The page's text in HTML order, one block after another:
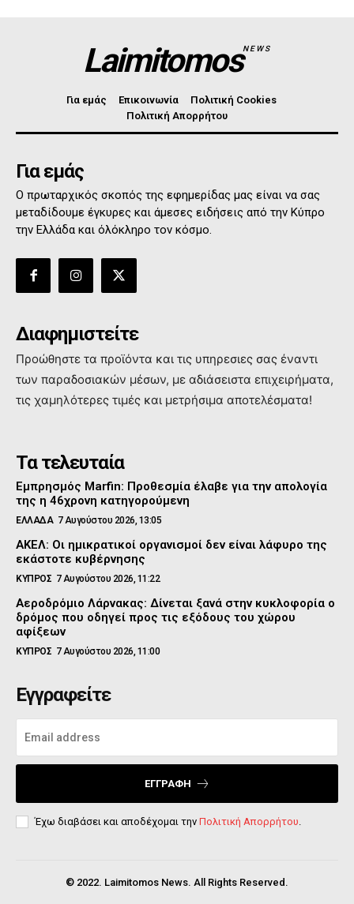
LaimitomosNEWS
Για εμάς Επικοινωνία
Πολιτική Cookies
Πολιτική Απορρήτου
Για εμάς
Ο πρωταρχικός σκοπός της εφημερίδας μας είναι να σας
μεταδίδουμε έγκυρες και άμεσες ειδήσεις από την Κύπρο
την Ελλάδα και όλόκληρο τον κόσμο.
Διαφημιστείτε
Προώθηστε τα προϊόντα και τις υπηρεσιες σας έναντι
των παραδοσιακών μέσων, με αδιάσειστα επιχειρήματα,
τις χαμηλότερες τιμές και μετρήσιμα αποτελέσματα!
Τα τελευταία
Εμπρησμός Marfin: Προθεσμία έλαβε για την απολογία
της η 46χρονη κατηγορούμενη
ΕΛΛΑΔΑ 7 Αυγούστου 2026, 13:05
ΑΚΕΛ: Οι ημικρατικοί οργανισμοί δεν είναι λάφυρο της
εκάστοτε κυβέρνησης
ΚΥΠΡΟΣ 7 Αυγούστου 2026, 11:22
Αεροδρόμιο Λάρνακας: Δίνεται ξανά στην κυκλοφορία ο
δρόμος που οδηγεί προς τις εξόδους του χώρου
αφίξεων
ΚΥΠΡΟΣ 7 Αυγούστου 2026, 11:00
Εγγραφείτε
ΕΓΓΡΑΦΉ
Έχω διαβάσει και αποδέχομαι την Πολιτική Απορρήτου.
© 2022. Laimitomos News. All Rights Reserved.